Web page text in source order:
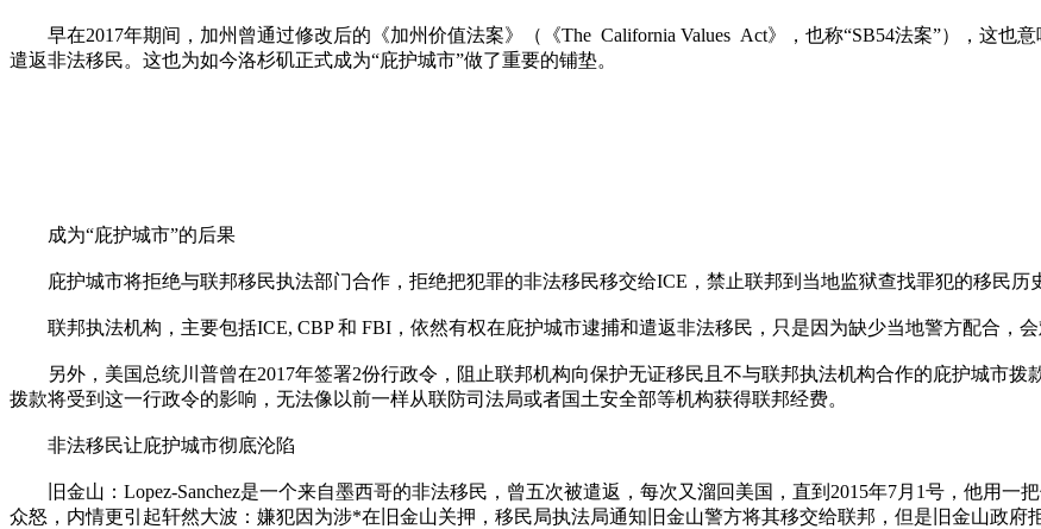
早在2017年期间，加州曾通过修改后的《加州价值法案》（《The California Values Act》，也称“SB54法案”），这也
遣返非法移民。这也为如今洛杉矶正式成为“庇护城市”做了重要的铺垫。
成为“庇护城市”的后果
庇护城市将拒绝与联邦移民执法部门合作，拒绝把犯罪的非法移民移交给ICE，禁止联邦到当地监狱查找罪犯的移民历
联邦执法机构，主要包括ICE, CBP 和 FBI，依然有权在庇护城市逮捕和遣返非法移民，只是因为缺少当地警方配合，会
另外，美国总统川普曾在2017年签署2份行政令，阻止联邦机构向保护无证移民且不与联邦执法机构合作的庇护城市拨
拨款将受到这一行政令的影响，无法像以前一样从联防司法局或者国土安全部等机构获得联邦经费。
非法移民让庇护城市彻底沦陷
旧金山：Lopez-Sanchez是一个来自墨西哥的非法移民，曾五次被遣返，每次又溜回美国，直到2015年7月1号，他用一
众怒，内情更引起轩然大波：嫌犯因为涉*在旧金山关押，移民局执法局通知旧金山警方将其移交给联邦，但是旧金山政府